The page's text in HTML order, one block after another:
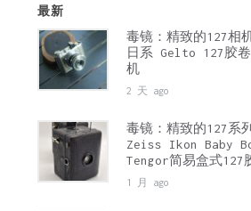
最新
毒镜：精致的127相
日系 Gelto 127胶卷
机
2 天 ago
毒镜：精致的127系
Zeiss Ikon Baby
Tengor简易盒式127
1 月 ago